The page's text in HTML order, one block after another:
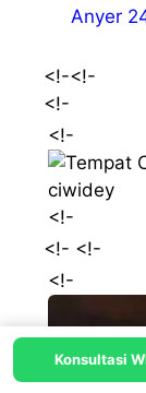
<!-<!-
<!-
<!-
<!-
<!- <!-
<!-
Konsultasi